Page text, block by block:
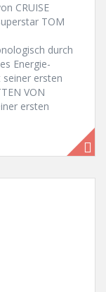
CRUISE
TOM
durch
Energie-
ersten
VON
ersten